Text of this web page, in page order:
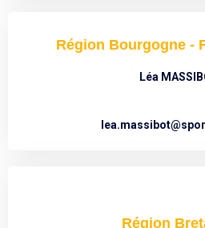
Région Bourgogne -
Léa
Région